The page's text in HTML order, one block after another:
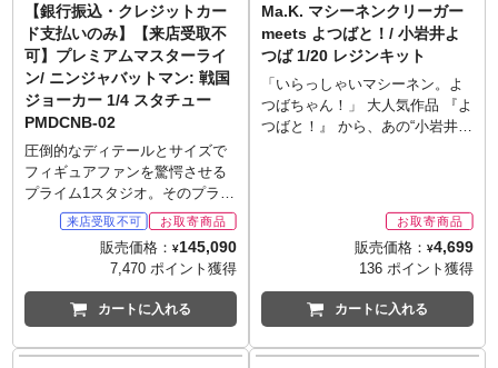
と、改修・強化後の姿である
「機甲兵 ガリアン重装改」の2
形態が再現できます。ガリアン
は「飛装型」に変形可能。飛装
砲、重装砲、そして盾を装備し
た形態のガリアン重装改では2機
に分離して、上半身は「飛装
改」に、そして下半身は「自走
改」にそれぞれ変形可能です。
また、足の両側にあるタイヤが
回転可能で、ガリアンの印象的
な「ローラーダッシュ」ギミッ
クを再現。付属する武装は剣、
鞭形態の剣、着脱可能な飛装
砲、重装砲、そして盾。鞭形態
の剣の小さな刃はお互いにワイ
ヤーで接続されており、曲げる
しめます。ディスプレイ専用の
造形重視パーツを使えば、劇中
に近いスタイルも楽しめます。
ブライカノン、ブライソード、
ブライスピア、スピア用チェー
ン、コズモワインダーなどの各
展開可能、延伸して両手に構え
る事が可能。小型戦闘車両コズ
モワインダーは2台付属。変形し
た銃「ブライショットスペシャ
ル」として両手に構える事が可
能。
※お取り寄せ商品はご注文後出
なカッコよさを追求しました。
オプションパーツの「スペシウ
ム光線エフェクト」、「スペシ
ウムブレード」、「ウルトラス
ラッシュエフェクト」は透明素
材を採用し、劇中のバトルシー
ンの再現度も広がります。ま
た、それらのオプションパーツ
と併用することで遊びの幅を押
部パーツ」、「交換用ハンドパ
ーツ」、「マスクオフ頭部パー
ツ」も付属。圧倒的クオリティ
と豊富なオプションパーツで再
現される「ULTRAMAN」の世界
※お取り寄せ商品はご注文後出
が蘇ります。各部にダイキャス
トパーツを使用し、重量感と重
厚感を演出（重量約340g）。脚
部、腕部の魔術機構部にはクリ
アパーツを使用。武装として
「イタクァ」「クトゥグア」
ーズをはじめとした、5種×2の
※お取り寄せ商品はご注文後出
荷までに2日から1週間前後必要
となります。
※メーカー在庫品切れの場合、
ざいます。
【銀行振込・クレジットカー
ド支払いのみ】【来店受取不
可】プレミアムマスターライ
ン/ ニンジャバットマン: 戦国
ジョーカー 1/4 スタチュー
PMDCNB-02
圧倒的なディテールとサイズで
フィギュアファンを驚愕させる
プライム1スタジオ。そのプライ
ム1スタジオが放つ「プレミアム
マスターライン」シリーズに、
日本制作の完全新作アニメーシ
ョン『ニンジャバットマン』第2
弾として戦国ジョーカーがライ
ンナップです。キャラクターデ
たコンセプトアートをモチーフ
販売価格： ¥145,090
7,470 ポイント獲得
カートに入れる
Ma.K. マシーネンクリーガー
meets よつばと！/ 小岩井よ
つば 1/20 レジンキット
「いらっしゃいマシーネン。よ
つばちゃん！」 大人気作品 『よ
つばと！』 から、あの“小岩井よ
元気いっぱいに落書きをはじめ
ようとしています。 横山宏先生
の発案によりスタートした当企
画。 1/20 リアル造形を志向した
よつばちゃんの登場です。原型
製作は、もちろん林浩己。キュ
師の妙技が光ります。 S.A.F.S.
販売価格： ¥4,699
136 ポイント獲得
カートに入れる